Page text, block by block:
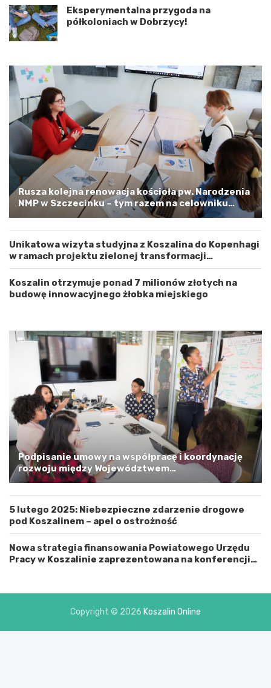
u
m
i
ę
z
y
W
o
e
d
z
w
c
h
o
d
n
p
k
i
m
G
n
i
a
s
t
e
o
o
s
z
a
i
n
e
m
a
l
o
s
n
o
ś
ć
Eksperymentalna przygoda na
półkoloniach w Dobrzycy!
Rusza kolejna renowacja kościoła pw. Narodzenia
NMP w Szczecinku – tym razem na celowniku
zachodnia elewacja i główne wejście
Unikatowa wizyta studyjna z Koszalina do Kopenhagi
w ramach projektu zielonej transformacji
energetycznej
Koszalin otrzymuje ponad 7 milionów złotych na
budowę innowacyjnego żłobka miejskiego
Podpisanie umowy na współpracę i koordynację
rozwoju między Województwem
Zachodniopomorskim a Gminą Miastem Koszalin
5 lutego 2025: Niebezpieczne zdarzenie drogowe
pod Koszalinem – apel o ostrożność
Nowa strategia finansowania Powiatowego Urzędu
Pracy w Koszalinie zaprezentowana na konferencji
Copyright © 2026 Koszalin Online